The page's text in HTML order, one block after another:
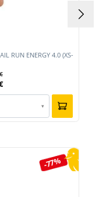
RUN ENERGY 4.0 (XS-
▾
-77%